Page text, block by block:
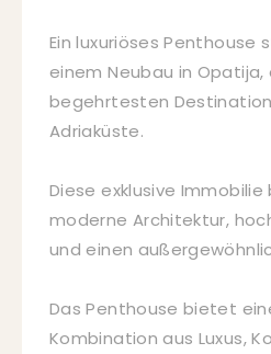
Ein luxuriöses Penthouse
einem Neubau in Opatija,
begehrtesten
Adriaküste.
Diese exklusive
moderne Architektur,
und einen
Das Penthouse bietet
Kombination aus Luxus,